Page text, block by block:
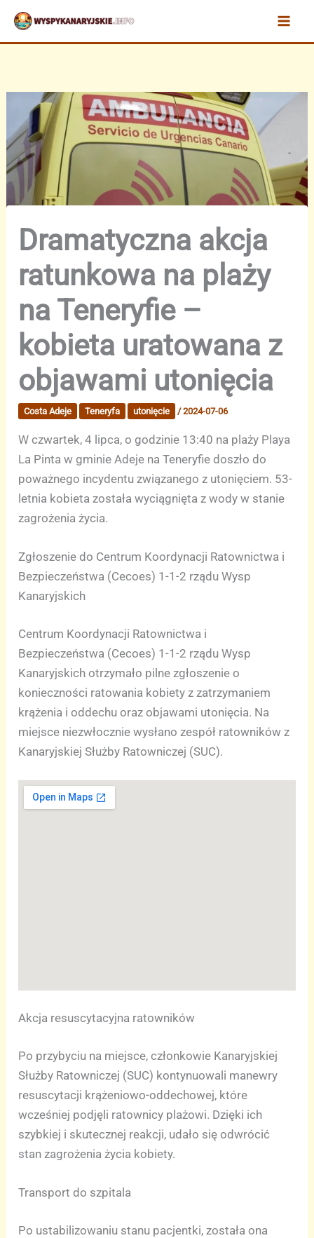
Przejdź
treści
Dramatyczna akcja
ratunkowa na plaży
na Teneryfie –
kobieta uratowana z
objawami utonięcia
Costa Adeje Teneryfa utonięcie /2024-07-06
W czwartek, 4 lipca, o godzinie 13:40 na plaży Playa
La Pinta w gminie Adeje na Teneryfie doszło do
poważnego incydentu związanego z utonięciem. 53-
letnia kobieta została wyciągnięta z wody w stanie
zagrożenia życia.
Zgłoszenie do Centrum Koordynacji Ratownictwa i
Bezpieczeństwa (Cecoes) 1-1-2 rządu Wysp
Kanaryjskich
Centrum Koordynacji Ratownictwa i
Bezpieczeństwa (Cecoes) 1-1-2 rządu Wysp
Kanaryjskich otrzymało pilne zgłoszenie o
konieczności ratowania kobiety z zatrzymaniem
krążenia i oddechu oraz objawami utonięcia. Na
miejsce niezwłocznie wysłano zespół ratowników z
Kanaryjskiej Służby Ratowniczej (SUC).
Akcja resuscytacyjna ratowników
Po przybyciu na miejsce, członkowie Kanaryjskiej
Służby Ratowniczej (SUC) kontynuowali manewry
resuscytacji krążeniowo-oddechowej, które
wcześniej podjęli ratownicy plażowi. Dzięki ich
szybkiej i skutecznej reakcji, udało się odwrócić
stan zagrożenia życia kobiety.
Transport do szpitala
Po ustabilizowaniu stanu pacjentki, została ona